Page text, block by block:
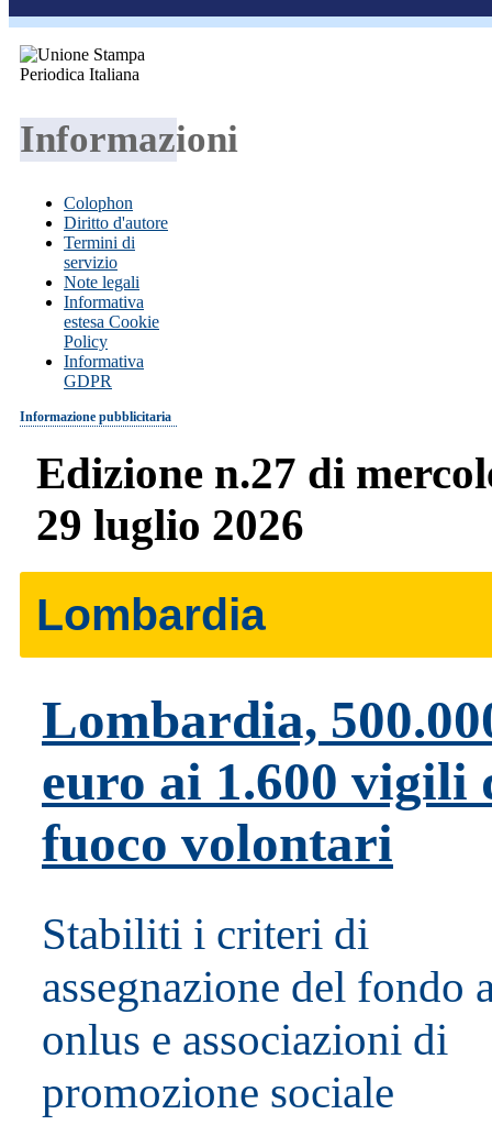
Informazioni
Colophon
Diritto d'autore
Termini di
servizio
Note legali
Informativa
estesa Cookie
Policy
Informativa
GDPR
Informazione pubblicitaria
Edizione n.27 di
29 luglio 2026
Lombardia
Lombardia,
euro ai 1.600 vigili
fuoco volontari
Stabiliti i criteri di
assegnazione del fondo
onlus e associazioni di
promozione sociale